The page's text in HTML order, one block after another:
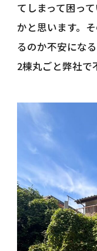
てしまって困っ
かと思います。
るのか不安にな
2棟丸ごと弊社で